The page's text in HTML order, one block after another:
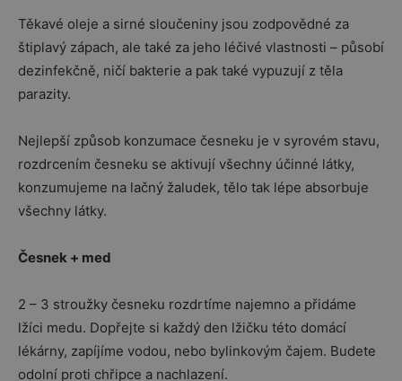
Těkavé oleje a sirné sloučeniny jsou zodpovědné za
štiplavý zápach, ale také za jeho léčivé vlastnosti – působí
dezinfekčně, ničí bakterie a pak také vypuzují z těla
parazity.
Nejlepší způsob konzumace česneku je v syrovém stavu,
rozdrcením česneku se aktivují všechny účinné látky,
konzumujeme na lačný žaludek, tělo tak lépe absorbuje
všechny látky.
Česnek + med
2 – 3 stroužky česneku rozdrtíme najemno a přidáme
lžíci medu. Dopřejte si každý den lžičku této domácí
lékárny, zapíjíme vodou, nebo bylinkovým čajem. Budete
odolní proti chřipce a nachlazení.